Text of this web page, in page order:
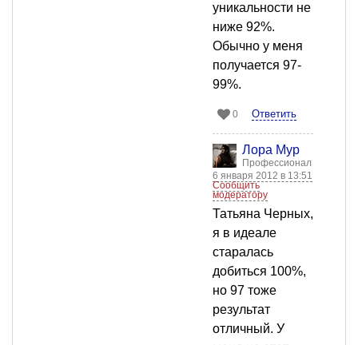
уникальности не
ниже 92%.
Обычно у меня
получается 97-
99%.
0 Ответить
Лора Мур
Профессионал
6 января 2012 в 13:51
Сообщить
модератору
Татьяна Черных,
я в идеале
старалась
добиться 100%,
но 97 тоже
результат
отличный. У